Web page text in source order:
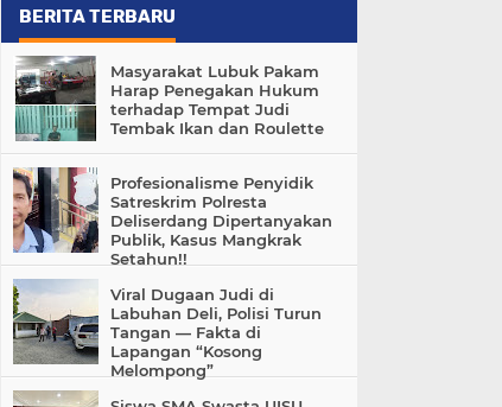
BERITA TERBARU
Masyarakat Lubuk Pakam
Harap Penegakan Hukum
terhadap Tempat Judi
Tembak Ikan dan Roulette
Profesionalisme Penyidik
Satreskrim Polresta
Deliserdang Dipertanyakan
Publik, Kasus Mangkrak
Setahun!!
Viral Dugaan Judi di
Labuhan Deli, Polisi Turun
Tangan — Fakta di
Lapangan “Kosong
Melompong”